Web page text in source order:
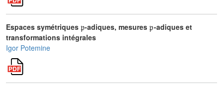
Espaces symétriques -adiques, mesures -adiques et
transformations intégrales
Igor Potemine